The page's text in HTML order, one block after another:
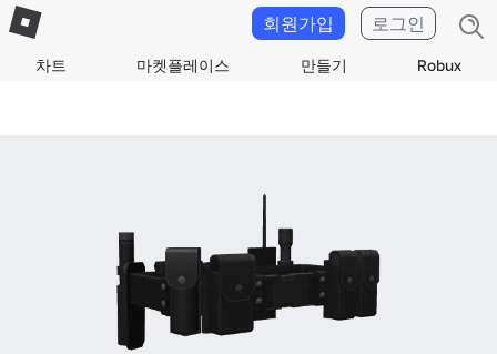
차트 마켓플레이스 만들기 Robux
회원가입 로그인